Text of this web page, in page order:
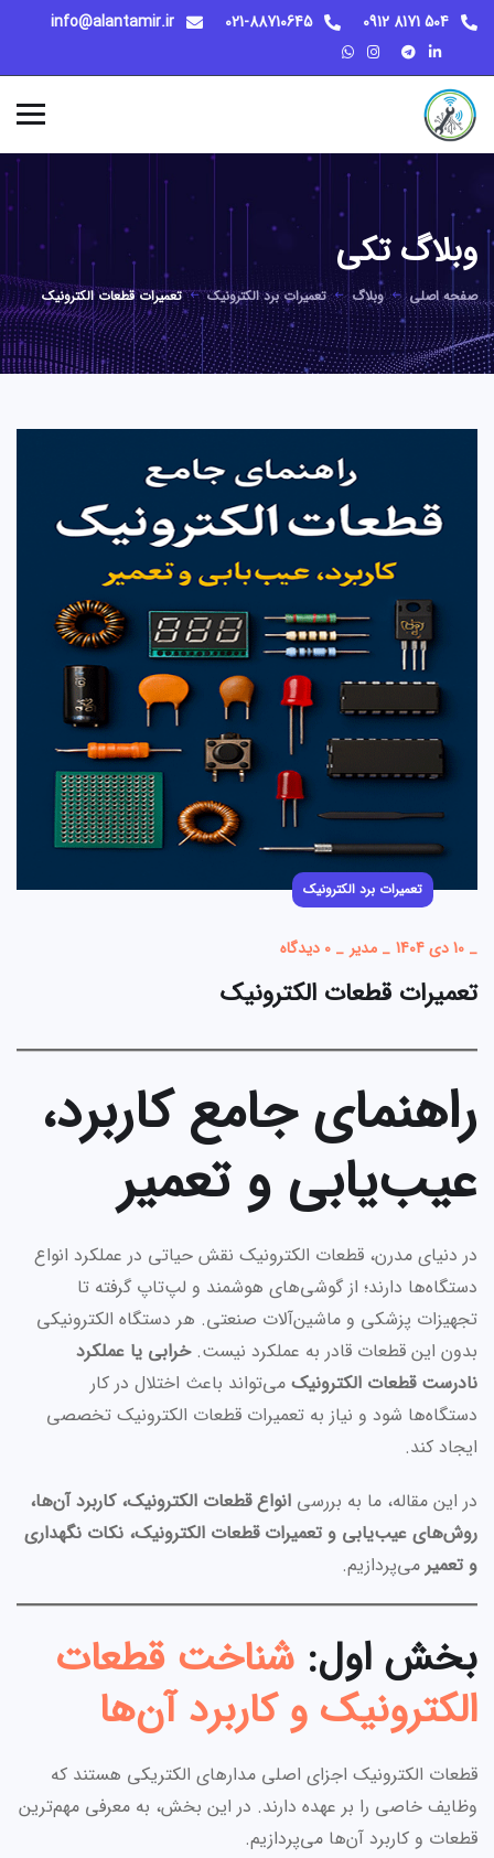
021-88710645
وبلاگ تکی
صفحه اصلی وبلاگ تعمیرات برد الکترونیک تعمیرات قطعات الکترونیک
تعمیرات برد الکترونیک
_ 10 دی 1404 _ مدیر _ 0 دیدگاه
تعمیرات قطعات الکترونیک
راهنمای جامع کاربرد،
عیب‌یابی و تعمیر
در دنیای مدرن، قطعات الکترونیک نقش حیاتی در عملکرد انواع
دستگاه‌ها دارند؛ از گوشی‌های هوشمند و لپ‌تاپ گرفته تا
تجهیزات پزشکی و ماشین‌آلات صنعتی. هر دستگاه الکترونیکی
بدون این قطعات قادر به عملکرد نیست.خرابی یا عملکرد
نادرست قطعات الکترونیک می‌تواند باعث اختلال در کار
دستگاه‌ها شود و نیاز به تعمیرات قطعات الکترونیک تخصصی
ایجاد کند.
در این مقاله، ما به بررسی انواع قطعات الکترونیک، کاربرد آن‌ها،
روش‌های عیب‌یابی و تعمیرات قطعات الکترونیک، نکات نگهداری
و تعمیر می‌پردازیم.
بخش اول: شناخت قطعات
الکترونیک و کاربرد آن‌ها
قطعات الکترونیک اجزای اصلی مدارهای الکتریکی هستند که
وظایف خاصی را بر عهده دارند. در این بخش، به معرفی مهم‌ترین
قطعات و کاربرد آن‌ها می‌پردازیم.